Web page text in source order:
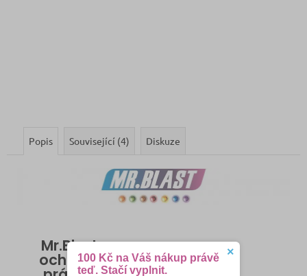
Popis Související (4) Diskuze
Mr.Blast -
ochucené ×
100 Kč na Váš nákup právě
teď. Stačí vyplnit.